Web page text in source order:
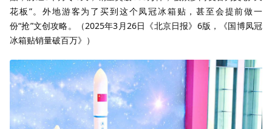
花板”。外地游客为了买到这个凤冠冰箱贴，甚至会提前做一
份“抢”文创攻略。（2025年3月26日《北京日报》6版，《国博凤冠
冰箱贴销量破百万》）